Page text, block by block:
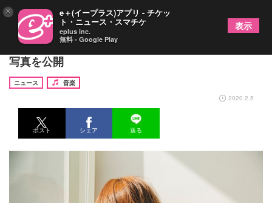
aiko、新シングル「青空」の収録内容＆ジャケット
写真を公開
ニュース
音楽
2020.2.5
ポスト シェア 送る
× e＋(イープラス)アプリ - チケッ
ト・ニュース・スマチケ
eplus inc.
無料 - Google Play
表示